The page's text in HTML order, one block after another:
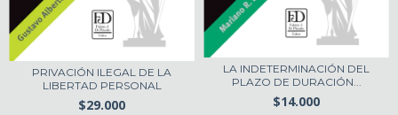
PRIVACIÓN ILEGAL DE LA
LIBERTAD PERSONAL
$29.000
LA INDETERMINACIÓN DEL
PLAZO DE DURACIÓN...
$14.000